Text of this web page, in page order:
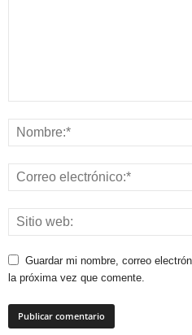
Guardar mi nombre, correo
la próxima vez que comente.